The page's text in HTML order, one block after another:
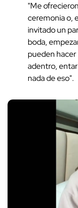
"Me
ceremonia o,
invitado un
boda,
pueden
adentro,
nada de eso".